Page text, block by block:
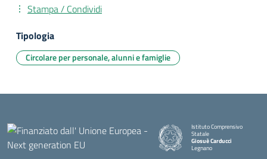
Stampa / Condividi
Tipologia
Circolare per personale, alunni e famiglie
Istituto Comprensivo
Statale
Giosuè Carducci
Legnano